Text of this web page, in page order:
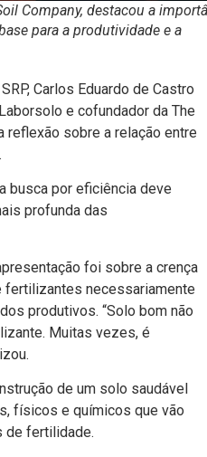
Company, destacou a
para a produtividade e a
Carlos Eduardo de Castro
e cofundador da The
reflexão sobre a relação entre
busca por eficiência deve
profunda das
foi sobre a crença
necessariamente
produtivos. “Solo bom não
Muitas vezes, é
de um solo saudável
físicos e químicos que vão
de fertilidade.